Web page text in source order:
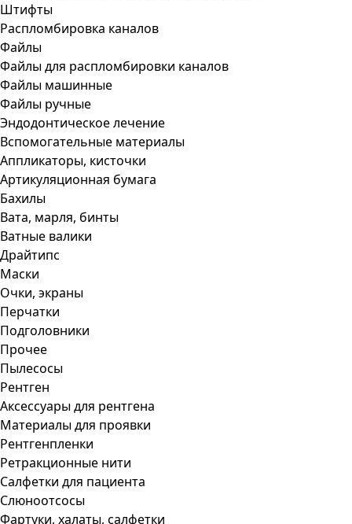
Штифты
Распломбировка каналов
Файлы
Файлы для распломбировки каналов
Файлы машинные
Файлы ручные
Эндодонтическое лечение
Вспомогательные материалы
Аппликаторы, кисточки
Артикуляционная бумага
Бахилы
Вата, марля, бинты
Ватные валики
Драйтипс
Маски
Очки, экраны
Перчатки
Подголовники
Прочее
Пылесосы
Рентген
Аксессуары для рентгена
Материалы для проявки
Рентгенпленки
Ретракционные нити
Салфетки для пациента
Слюноотсосы
Фартуки, халаты, салфетки